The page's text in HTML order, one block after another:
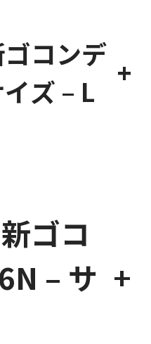
コンデ
ズ – L
+
ゴコ
– サ +